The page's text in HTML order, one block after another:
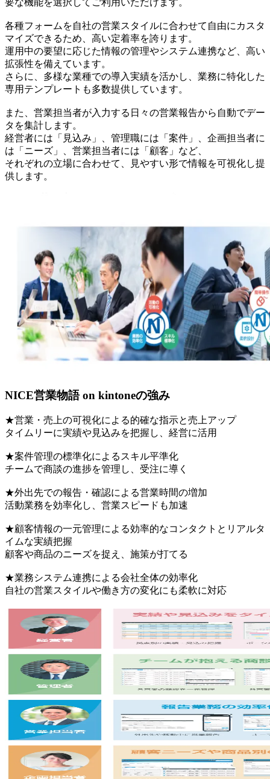
要な機能を選択してご利用いただけます。
各種フォームを自社の営業スタイルに合わせて自由にカスタ
マイズできるため、高い定着率を誇ります。
運用中の要望に応じた情報の管理やシステム連携など、高い
拡張性を備えています。
さらに、多様な業種での導入実績を活かし、業務に特化した
専用テンプレートも多数提供しています。
また、営業担当者が入力する日々の営業報告から自動でデー
タを集計します。
経営者には「見込み」、管理職には「案件」、企画担当者に
は「ニーズ」、営業担当者には「顧客」など、
それぞれの立場に合わせて、見やすい形で情報を可視化し提
供します。
NICE営業物語 on kintoneの強み
★営業・売上の可視化による的確な指示と売上アップ
タイムリーに実績や見込みを把握し、経営に活用
★案件管理の標準化によるスキル平準化
チームで商談の進捗を管理し、受注に導く
★外出先での報告・確認による営業時間の増加
活動業務を効率化し、営業スピードも加速
★顧客情報の一元管理による効率的なコンタクトとリアルタ
イムな実績把握
顧客や商品のニーズを捉え、施策が打てる
★業務システム連携による会社全体の効率化
自社の営業スタイルや働き方の変化にも柔軟に対応